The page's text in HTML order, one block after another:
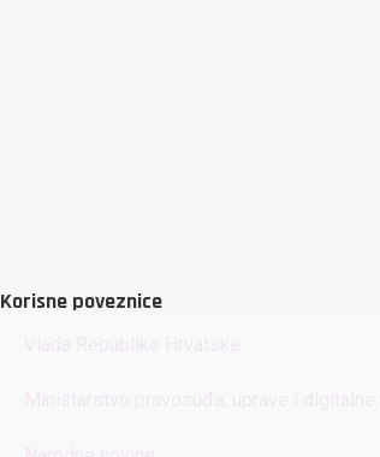
Korisne poveznice